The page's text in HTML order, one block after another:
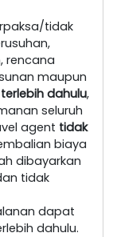
tidak
rencana
maupun
dahulu,
seluruh
agent tidak
biaya
dibayarkan
tidak
dapat
dahulu.